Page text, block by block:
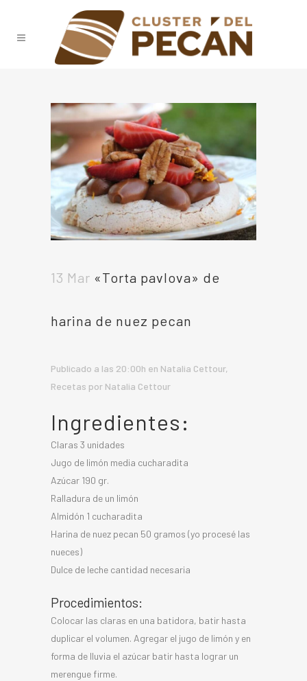
13 Mar «Torta pavlova» de
harina de nuez pecan
Publicado a las 20:00h en Natalia Cettour,
Recetas por Natalia Cettour
Ingredientes:
Claras 3 unidades
Jugo de limón media cucharadita
Azúcar 190 gr.
Ralladura de un limón
Almidón 1 cucharadita
Harina de nuez pecan 50 gramos (yo procesé las
nueces)
Dulce de leche cantidad necesaria
Procedimientos:
Colocar las claras en una batidora, batir hasta
duplicar el volumen. Agregar el jugo de limón y en
forma de lluvia el azúcar batir hasta lograr un
merengue firme.